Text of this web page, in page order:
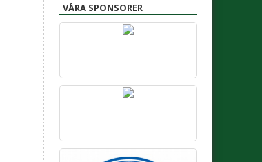
VÅRA SPONSORER